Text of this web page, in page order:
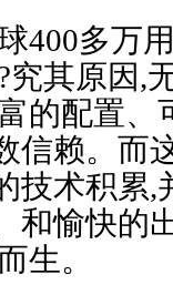
400多万
其原因,
的配置、
信赖。而
技术积累,
和愉快的
生。